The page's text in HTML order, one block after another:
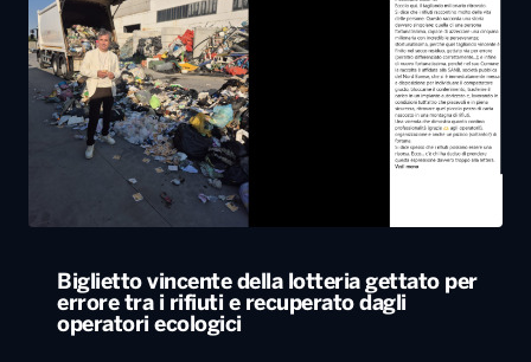
Biglietto vincente della lotteria gettato per
errore tra i rifiuti e recuperato dagli
operatori ecologici